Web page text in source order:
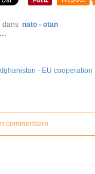
dans nato - otan
…
- EU cooperation
commentaire